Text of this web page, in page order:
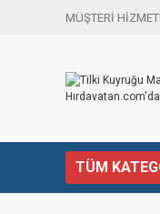
MÜŞTERİ
TÜM